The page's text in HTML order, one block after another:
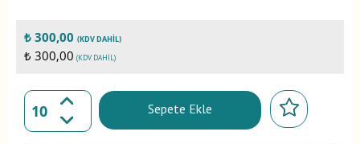
₺ 300,00 (KDV DAHIL)
₺ 300,00 (KDV DAHIL)
Sepete Ekle